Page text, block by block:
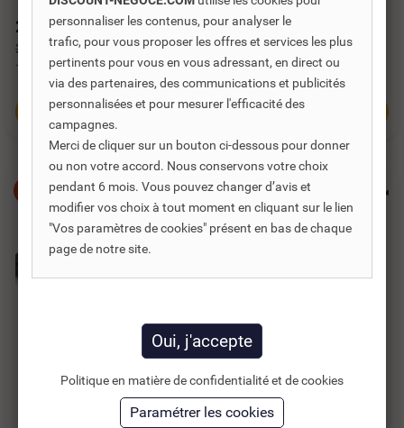
20,33 € TTC
29,04 €
16,94 €HT
Ajouter au panier
20,91 € TTC
29,87 €
17,42 €HT
Ajouter au panier
-30%
Réf. DNC :486567
-30%
Réf. DNC :486560
personnaliser les contenus, pour analyser le
trafic, pour vous proposer les offres et services les plus
pertinents pour vous en vous adressant, en direct ou
via des partenaires, des communications et publicités
personnalisées et pour mesurer l'efficacité des
campagnes.
Merci de cliquer sur un bouton ci-dessous pour donner
ou non votre accord. Nous conservons votre choix
pendant 6 mois. Vous pouvez changer d’avis et
modifier vos choix à tout moment en cliquant sur le lien
"Vos paramètres de cookies" présent en bas de chaque
page de notre site.
Politique en matière de confidentialité et de cookies